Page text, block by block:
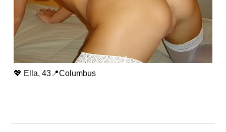
💖 Ella, 43📍Columbus